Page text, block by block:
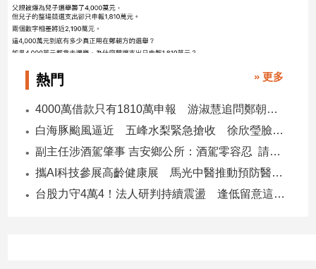
影
推
薦
戲
運
寵
Pet
熱門 » 更多
4000萬借款只有1810萬申報 游淑慧追問鄭朝方：2190萬差額去哪了
白海豚颱風逼近 五峰水梨緊急搶收 徐欣瑩臉書急呼「搶救五峰水梨」
副主任涉酒駕肇事 吉安鄉公所：酒駕零容忍 請辭獲准
攜AI科技參展高齡健康展 馬光中醫推動預防醫學迎接長壽新經濟
台股力守4萬4！法人研判持續震盪 逢低留意這些族群